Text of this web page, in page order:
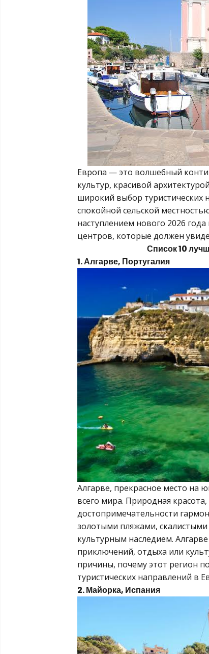
Европа — это волшебный
культур, красивой
широкий выбор туристических
спокойной сельской
наступлением нового 2026
центров, которые должен
Список 10
1. Алгарве, Португалия
Алгарве, прекрасное место на
всего мира. Природная
достопримечательности
золотыми пляжами,
культурным наследием.
приключений, отдыха или
причины, почему этот регион
туристических направлений в
2. Майорка, Испания